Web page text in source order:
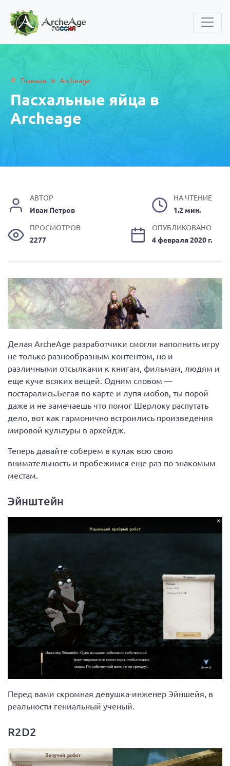
Главная » Archeage
Пасхальные яйца в
Archeage
АВТОР
Иван Петров
НА ЧТЕНИЕ
1.2 мин.
ПРОСМОТРОВ
2277
ОПУБЛИКОВАНО
4 февраля 2020 г.
Делая ArcheAge разработчики смогли наполнить игру
не только разнообразным контентом, но и
различными отсылками к книгам, фильмам, людям и
еще куче всяких вещей. Одним словом —
постарались.Бегая по карте и лупя мобов, ты порой
даже и не замечаешь что помог Шерлоку распутать
дело, вот как гармонично встроились произведения
мировой культуры в архейдж.
Теперь давайте соберем в кулак всю свою
внимательность и пробежимся еще раз по знакомым
местам.
Эйнштейн
Перед вами скромная девушка-инженер Эйншейя, в
реальности гениальный ученый.
R2D2